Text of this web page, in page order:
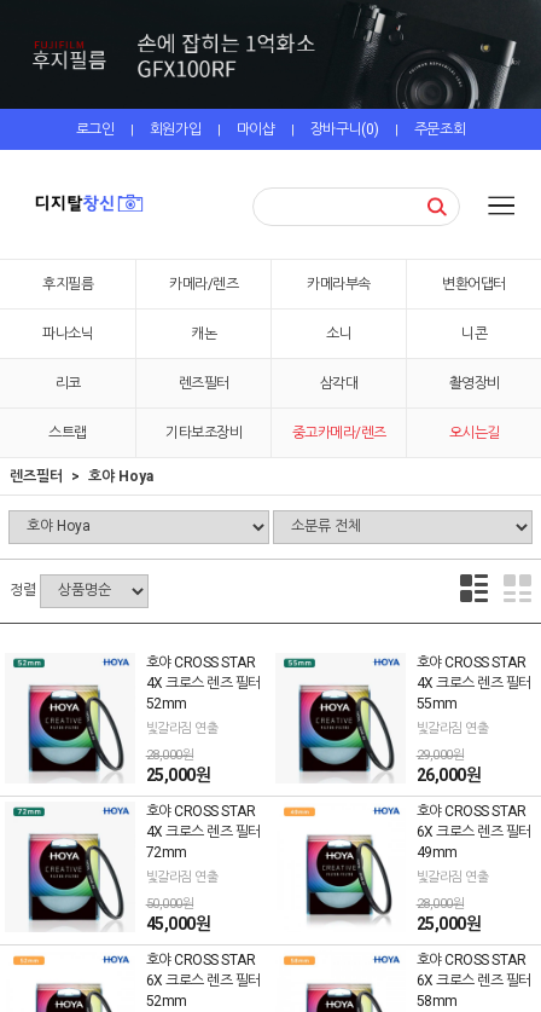
로그인 | 회원가입 | 마이샵 | 장바구니(0) | 주문조회
후지필름 카메라/렌즈 카메라부속 변환어댑터
파나소닉 캐논 소니 니콘
리코 렌즈필터 삼각대 촬영장비
스트랩 기타보조장비 중고카메라/렌즈 오시는길
렌즈필터 호야 Hoya
정렬
호야 CROSS STAR
4X 크로스 렌즈 필터
52mm
빛갈라짐 연출
28,000원
25,000원
호야 CROSS STAR
4X 크로스 렌즈 필터
55mm
빛갈라짐 연출
29,000원
26,000원
호야 CROSS STAR
4X 크로스 렌즈 필터
72mm
빛갈라짐 연출
50,000원
45,000원
호야 CROSS STAR
6X 크로스 렌즈 필터
49mm
빛갈라짐 연출
28,000원
25,000원
호야 CROSS STAR
6X 크로스 렌즈 필터
52mm
호야 CROSS STAR
6X 크로스 렌즈 필터
58mm